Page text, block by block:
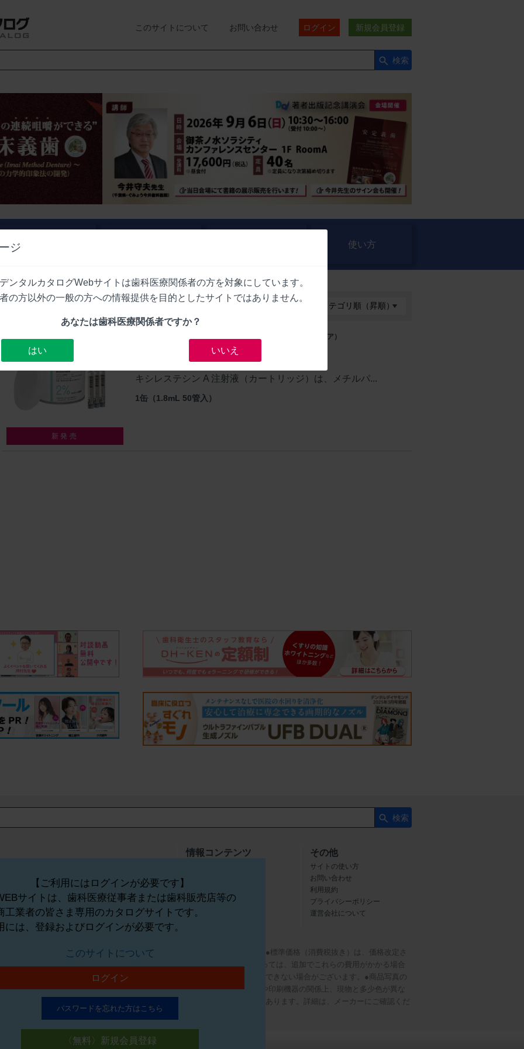
ジ
ンタルカタログWebサイトは歯科医療関係者の方を対象にしています。
の方以外の一般の方への情報提供を目的としたサイトではありません。
あなたは歯科医療関係者ですか？
はい いいえ
ログイン 新規会員登録
お問い合わせ
このサイトについて
検索
使い方
新発売
製造販売元 : 白水貿易（株） / 製造元 : Pierrel S.p.A（イタリア）
キシレステシン™A 注射液
キシレステシン A 注射液（カートリッジ）は、メチルパ...
1缶（1.8mL 50管入）
検索
薬材
L_白衣・衛生材料
M_歯科用コンピュータ・院内ネ
ットワーク
N_その他の製品
O_書籍
情報コンテンツ
講演会・セミナー
その他
サイトの使い方
お問い合わせ
利用規約
プライバシーポリシー
運営会社について
ジ等の変更や販売中止等については、予告なしに行われる場合があります。●標準価格（消費税抜き）は、価格改定さ
標準価格には、撤去料、取付料、運賃や諸費用などは含まれず、商品によっては、追加でこれらの費用がかかる場合
メーカーによって試験方法等が異なる場合があり、物性データは一律に比較できない場合がございます。●商品写真の
ておりません。寸法をご確認ください。また、商品の色調等は、モニターや印刷機器の関係上、現物と多少色が異な
より、詳細な説明や一部の付属品や部品、オプション品等を省略した商品もあります。詳細は、メーカーにご確認くだ
【ご利用にはログインが必要です】
サイトは、歯科医療従事者または歯科販売店等の
工業者の皆さま専用のカタログサイトです。
には、登録およびログインが必要です。
このサイトについて
ログイン
パスワードを忘れた方はこちら
〈無料〉新規会員登録